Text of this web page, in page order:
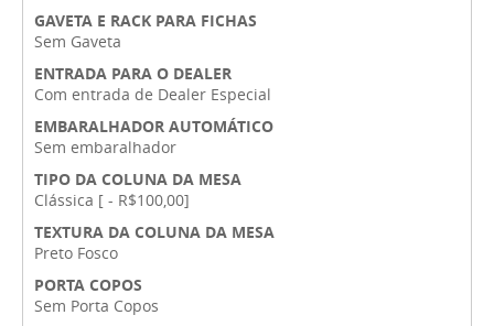
GAVETA E RACK PARA FICHAS
Sem Gaveta
ENTRADA PARA O DEALER
Com entrada de Dealer Especial
EMBARALHADOR AUTOMÁTICO
Sem embaralhador
TIPO DA COLUNA DA MESA
Clássica [ - R$100,00]
TEXTURA DA COLUNA DA MESA
Preto Fosco
PORTA COPOS
Sem Porta Copos